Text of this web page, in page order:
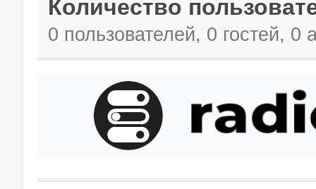
Количество
0 пользователей, 0 гостей, 0